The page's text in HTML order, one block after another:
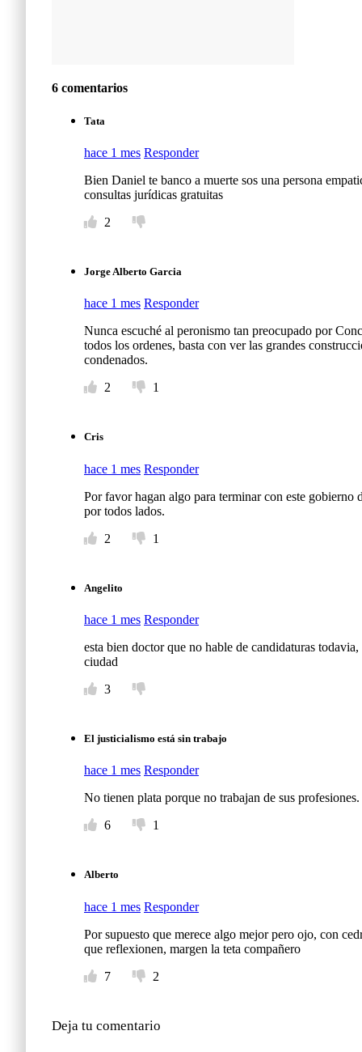
6 comentarios
Tata
hace 1 mes Responder
Bien Daniel te banco a muerte sos una persona
consultas jurídicas gratuitas
2
Jorge Alberto Garcia
hace 1 mes Responder
Nunca escuché al peronismo tan preocupado por
todos los ordenes, basta con ver las grandes
condenados.
2
1
Cris
hace 1 mes Responder
Por favor hagan algo para terminar con este gobierno
por todos lados.
2
1
Angelito
hace 1 mes Responder
esta bien doctor que no hable de candidaturas
ciudad
3
El justicialismo está sin trabajo
hace 1 mes Responder
No tienen plata porque no trabajan de sus
6
1
Alberto
hace 1 mes Responder
Por supuesto que merece algo mejor pero ojo, con
que reflexionen, margen la teta compañero
7
2
Deja tu comentario